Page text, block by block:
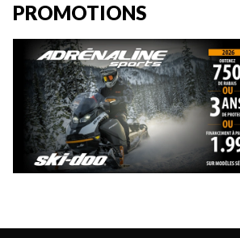
PROMOTIONS